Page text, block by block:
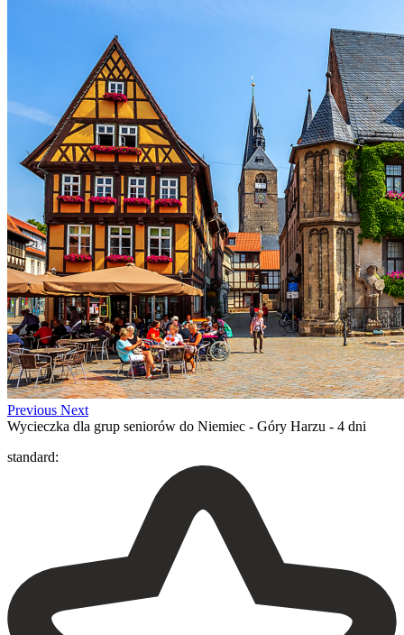
Previous Next
Wycieczka dla grup seniorów do Niemiec - Góry Harzu - 4 dni
standard: